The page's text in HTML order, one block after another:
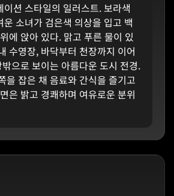
이션 스타일의 일러스트. 보라색
운 소녀가 검은색 의상을 입고 백
에 앉아 있다. 맑고 푸른 물이 있
수영장, 바닥부터 천장까지 이어
으로 보이는 아름다운 도시 전경.
을 잡은 채 음료와 간식을 즐기고
은 밝고 경쾌하며 여유로운 분위